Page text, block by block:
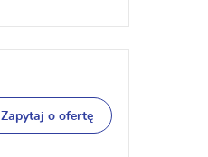
Zapytaj o ofertę